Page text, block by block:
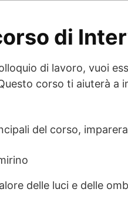
di
di lavoro, vuoi
corso ti aiuterà a
del corso,
delle luci e delle